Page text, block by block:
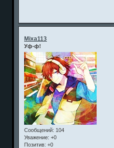
Mixa113
Уф-ф!
Сообщений: 104
Уважение: +0
Позитив: +0